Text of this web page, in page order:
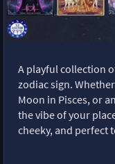
A playful collection
zodiac sign.
Moon in Pisces, or
the vibe of your
cheeky, and perfect